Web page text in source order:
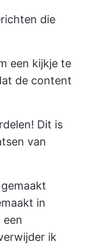
die
een kijkje te
de content
Dit is
van
in
een
ik